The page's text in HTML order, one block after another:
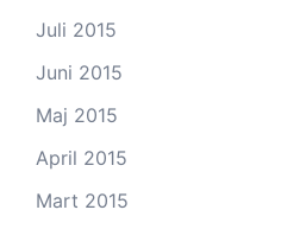
Juli 2015
Juni 2015
Maj 2015
April 2015
Mart 2015